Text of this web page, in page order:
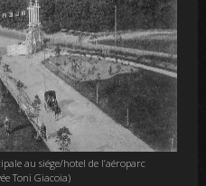
au siége/hotel de l’aéroparc
Toni Giacoia)